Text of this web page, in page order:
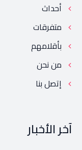
أحداث
متفرقات
بأقلامهم
من نحن
إتصل بنا
آخر الأخبار